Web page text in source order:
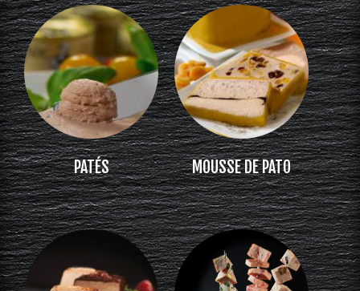
PATÉS MOUSSE DE PATO